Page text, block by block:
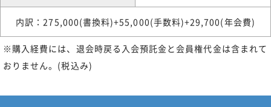
内訳：275,000(書換料)+55,000(手数料)+29,700(年会費)
※購入経費には、退会時戻る入会預託金と会員権代金は含まれて
おりません。(税込み)